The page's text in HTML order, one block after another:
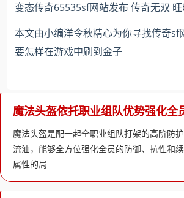
变态传奇65535sf网站发布 传奇无双
本文由小编洋令秋精心为你寻找传奇sf
要怎样在游戏中刷到金子
魔法头盔依托职业组队优势强化全
魔法头盔是配一起全职业组队打架的高阶防
流油，能够全方位强化全员的防御、抗性和
属性的局